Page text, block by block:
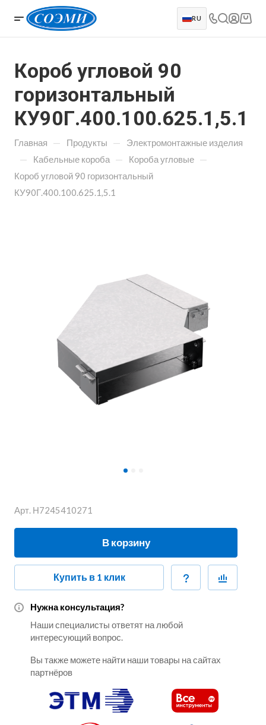
RU
Короб угловой 90
горизонтальный
КУ90Г.400.100.625.1,5.1
Главная — Продукты — Электромонтажные изделия
— Кабельные короба — Короба угловые —
Короб угловой 90 горизонтальный
КУ90Г.400.100.625.1,5.1
Арт. Н7245410271
В корзину
Купить в 1 клик
Нужна консультация?
Наши специалисты ответят на любой
интересующий вопрос.
Вы также можете найти наши товары на сайтах
партнёров